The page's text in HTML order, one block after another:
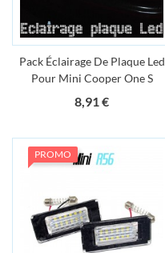
Pack Éclairage De Plaque Led
Pour Mini Cooper One S
8,91 €Prix
PROMO